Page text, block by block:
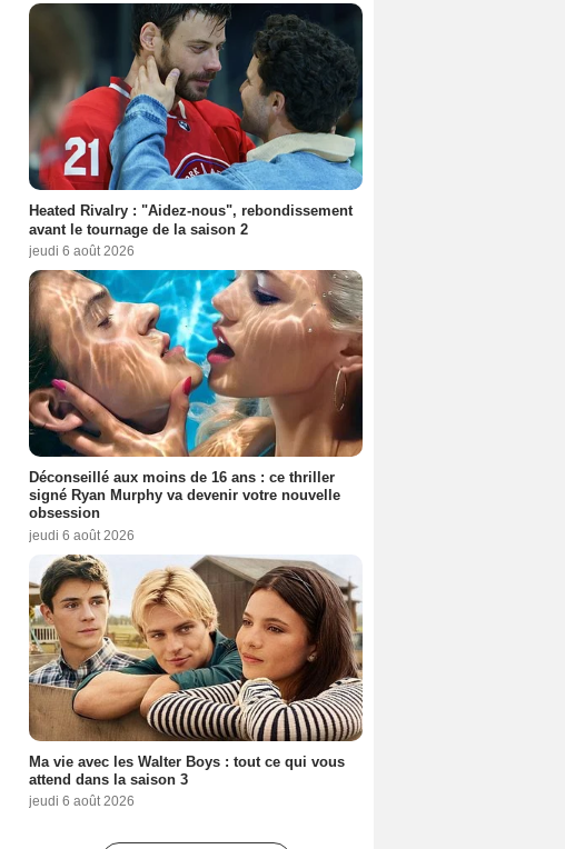
Heated Rivalry : "Aidez-nous", rebondissement
avant le tournage de la saison 2
jeudi 6 août 2026
Déconseillé aux moins de 16 ans : ce thriller
signé Ryan Murphy va devenir votre nouvelle
obsession
jeudi 6 août 2026
Ma vie avec les Walter Boys : tout ce qui vous
attend dans la saison 3
jeudi 6 août 2026